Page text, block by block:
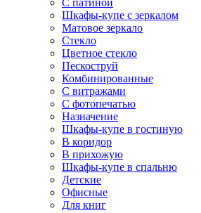
С патиной
Шкафы-купе с зеркалом
Матовое зеркало
Стекло
Цветное стекло
Пескоструй
Комбинированные
С витражами
С фотопечатью
Назначение
Шкафы-купе в гостиную
В коридор
В прихожую
Шкафы-купе в спальню
Детские
Офисные
Для книг